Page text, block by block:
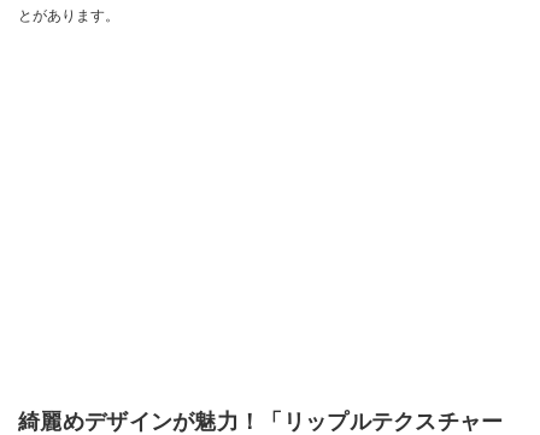
とがあります。
綺麗めデザインが魅力！「リップルテクスチャー